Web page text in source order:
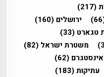
(217)
ירושלים (160)
טגארט (33)
משטרת ישראל (82)
(62)
עתיקות(183)